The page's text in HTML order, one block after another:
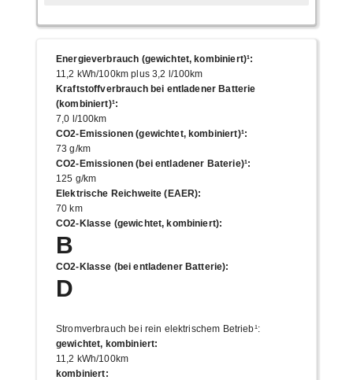
Energieverbrauch (gewichtet, kombiniert)¹:
11,2 kWh/100km plus 3,2 l/100km
Kraftstoffverbrauch bei entladener Batterie
(kombiniert)¹:
7,0 l/100km
CO2-Emissionen (gewichtet, kombiniert)¹:
73 g/km
CO2-Emissionen (bei entladener Baterie)¹:
125 g/km
Elektrische Reichweite (EAER):
70 km
CO2-Klasse (gewichtet, kombiniert):
B
CO2-Klasse (bei entladener Batterie):
D
Stromverbrauch bei rein elektrischem Betrieb¹:
gewichtet, kombiniert:
11,2 kWh/100km
kombiniert: